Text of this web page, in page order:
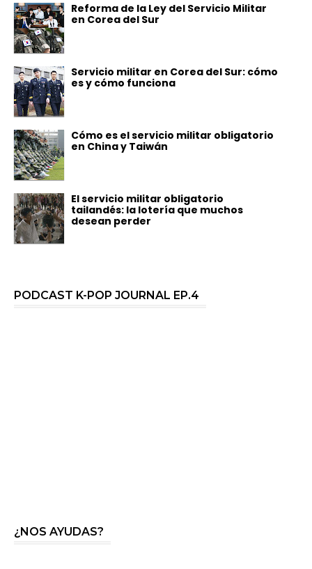
Reforma de la Ley del Servicio Militar
en Corea del Sur
Servicio militar en Corea del Sur: cómo
es y cómo funciona
Cómo es el servicio militar obligatorio
en China y Taiwán
El servicio militar obligatorio
tailandés: la lotería que muchos
desean perder
PODCAST K-POP JOURNAL EP.4
¿NOS AYUDAS?